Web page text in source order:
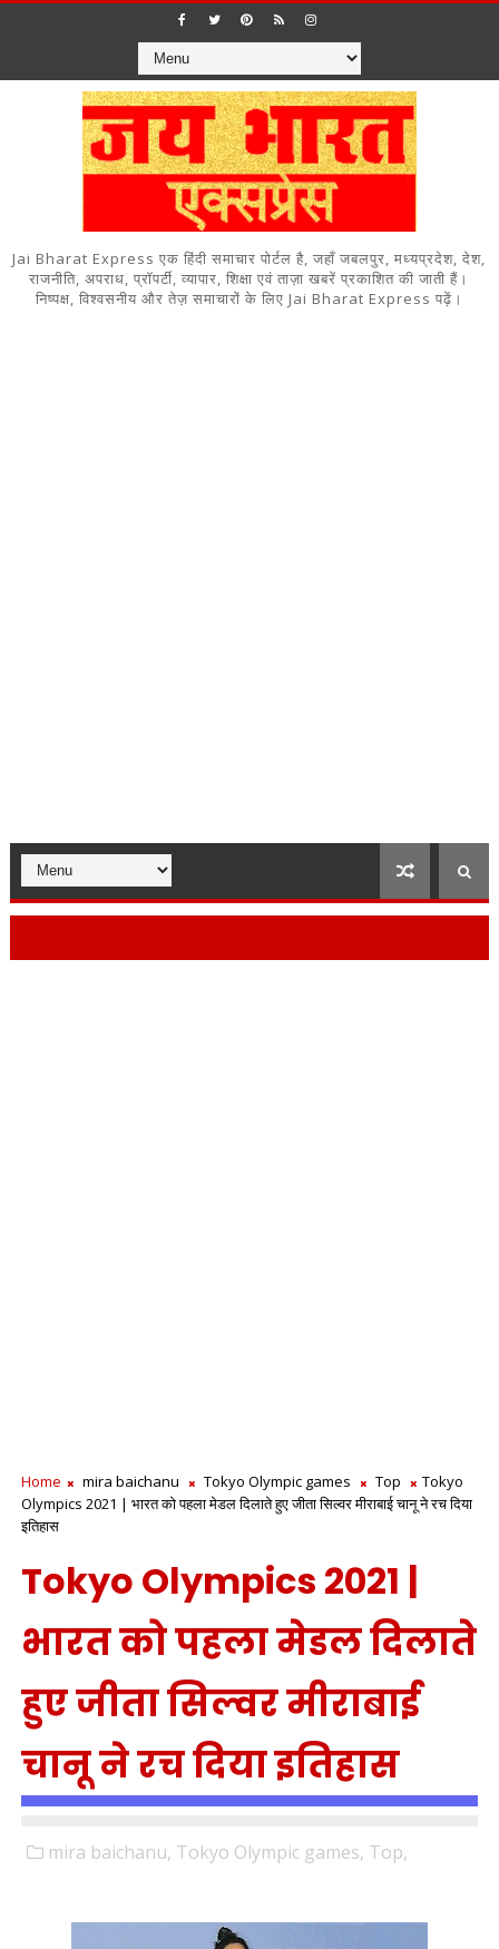
Jai Bharat Express एक हिंदी समाचार पोर्टल है, जहाँ जबलपुर, मध्यप्रदेश, देश,
राजनीति, अपराध, प्रॉपर्टी, व्यापार, शिक्षा एवं ताज़ा खबरें प्रकाशित की जाती हैं।
निष्पक्ष, विश्वसनीय और तेज़ समाचारों के लिए Jai Bharat Express पढ़ें।
Home mira baichanu Tokyo Olympic games Top
Tokyo
Olympics 2021 | भारत को पहला मेडल दिलाते हुए जीता सिल्वर मीराबाई चानू ने रच दिया
इतिहास
Tokyo Olympics 2021 |
भारत को पहला मेडल दिलाते
हुए जीता सिल्वर मीराबाई
चानू ने रच दिया इतिहास
mira baichanu, Tokyo Olympic games, Top,